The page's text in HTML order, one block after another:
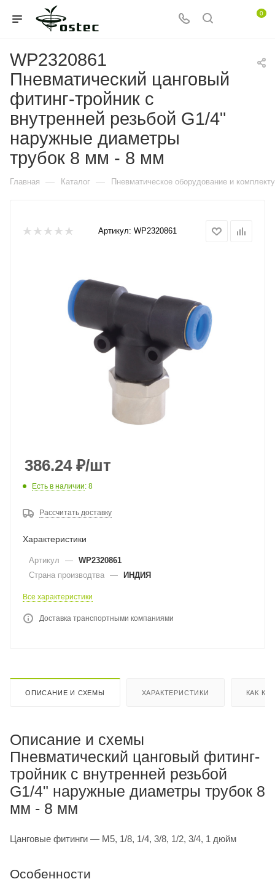
0
WP2320861
Пневматический цанговый
фитинг-тройник с
внутренней резьбой G1/4"
наружные диаметры
трубок 8 мм - 8 мм
Главная — Каталог — Пневматическое оборудование и
Артикул: WP2320861
386.24₽/шт
Есть в наличии: 8
Рассчитать доставку
Характеристики
Артикул — WP2320861
Страна производтва — ИНДИЯ
Все характеристики
Доставка транспортными компаниями
ОПИСАНИЕ И СХЕМЫ ХАРАКТЕРИСТИКИ КАК
Описание и схемы
Пневматический цанговый фитинг-
тройник с внутренней резьбой
G1/4" наружные диаметры трубок 8
мм - 8 мм
Цанговые фитинги — M5, 1/8, 1/4, 3/8, 1/2, 3/4, 1 дюйм
Особенности